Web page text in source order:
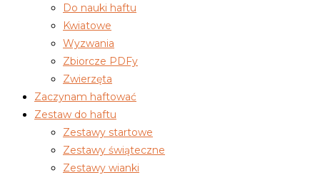
Do nauki haftu
Kwiatowe
Wyzwania
Zbiorcze PDFy
Zwierzęta
Zaczynam haftować
Zestaw do haftu
Zestawy startowe
Zestawy świąteczne
Zestawy wianki